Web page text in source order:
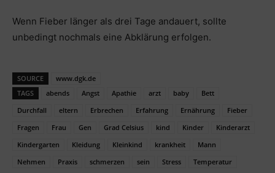
Wenn Fieber länger als drei Tage andauert, sollte
unbedingt nochmals eine Abklärung erfolgen.
SOURCE
www.dgk.de
TAGS
abends Angst Apathie arzt baby
Bett
Durchfall
eltern Erbrechen Erfahrung Ernährung
Fieber
Fragen
Frau Gen Grad Celsius kind Kinder
Kinderarzt
Kindergarten
Kleidung Kleinkind krankheit
Mann
Nehmen
Praxis schmerzen sein Stress
Temperatur